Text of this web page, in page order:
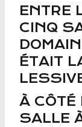
ENTRE
CINQ
ÉTAIT
À CÔTÉ
SALLE